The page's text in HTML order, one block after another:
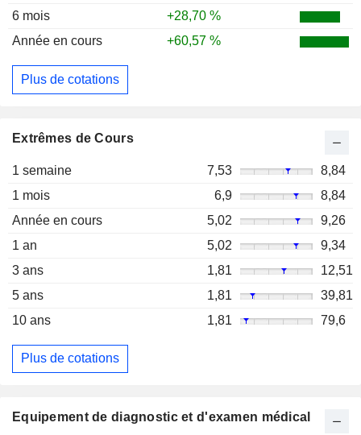
6 mois
+28,70 %
Année en cours
+60,57 %
Plus de cotations
Extrêmes de Cours
1 semaine 7,53
8,84
1 mois
6,9
8,84
Année en cours
5,02
9,26
1 an
5,02
9,34
3 ans
1,81
12,51
5 ans
1,81
39,81
10 ans
1,81 79,6
Plus de cotations
Equipement de diagnostic et d'examen médical